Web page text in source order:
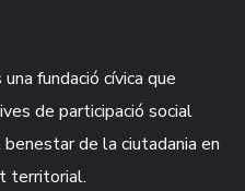
una fundació cívica que
de participació social
de la ciutadania en
territorial.